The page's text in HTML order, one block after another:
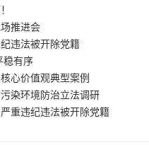
推进会
违法被开除党籍
稳有序
心价值观典型案例
染环境防治立法调研
重违纪违法被开除党籍